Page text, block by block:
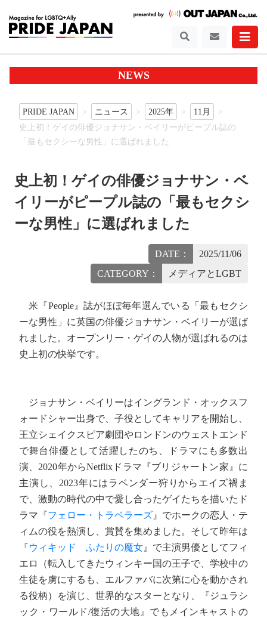
NEWS
PRIDE JAPAN ニュース 2025年
11月
史上初！ゲイの俳優ジョナサン・ベイリーがピープル誌の
「最もセクシーな男性」に選ばれました
史上初！ゲイの俳優ジョナサン・ベ
イリーがピープル誌の「最もセクシ
ーな男性」に選ばれました
DATE：
2025/11/06
CATEGORY：
メディアとLGBT
米『People』誌がほぼ毎年選んでいる「最もセクシ
ーな男性」に英国の俳優ジョナサン・ベイリーが選ば
れました。オープンリー・ゲイの人物が選ばれるのは
史上初の快挙です。
ジョナサン・ベイリーはイングランド・オックスフ
ォードシャー出身で、子役としてキャリアを開始し、
王立シェイクスピア劇団やロンドンのウェストエンド
で舞台俳優として活躍したのち、ドラマにも多数出
演、2020年からNetflixドラマ『ブリジャートン家』に
主演し、2023年にはラベンダー狩りからエイズ禍ま
で、激動の時代の中で愛し合ったゲイたちを描いたド
ラマ『フェロー・トラベラーズ 』でホークの恋人・テ
ィムの役を熱演し、賞賛を集めました。そして昨年は
『ウィキッド ふたりの魔女 』で主演男優としてフィ
エロ（転入してきたウィンキー国の王子で、学校中の
生徒を虜にするも、エルファバに次第に心を動かされ
る役柄）を演じ、世界的なスターとなり、『ジュラシ
ック・ワールド/復活の大地』でもメインキャストの